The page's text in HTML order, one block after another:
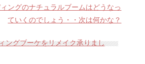
ングのナチュラルブームはどうなっ
ていくのでしょう・・次は何かな？
ングブーケをリメイク承りまし